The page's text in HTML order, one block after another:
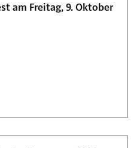
Freitag, 9. Oktober